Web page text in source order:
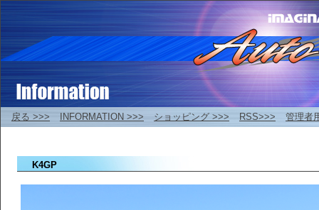
戻る >>> INFORMATION >>> ショッピング >>> RSS>>> 管理者
K4GP